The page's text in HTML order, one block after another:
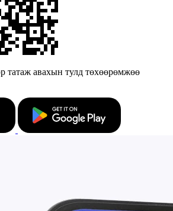
татаж авахын тулд төхөөрөмжөө